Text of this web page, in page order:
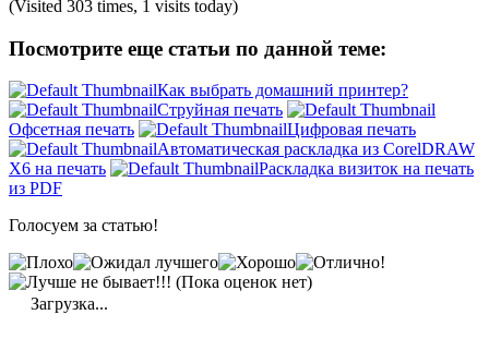
(Visited 303 times, 1 visits today)
Посмотрите еще статьи по данной теме:
Как выбрать домашний принтер?
Струйная печать
Офсетная печать
Цифровая печать
Автоматическая раскладка из CorelDRAW
X6 на печать
Раскладка визиток на печать
из PDF
Голосуем за статью!
(Пока оценок нет)
Загрузка...